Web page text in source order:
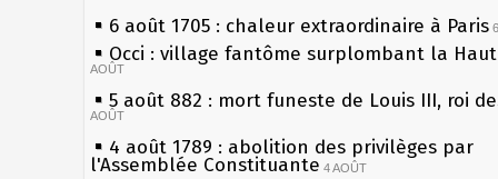
6 août 1705 : chaleur extraordinaire à Paris
Occi : village fantôme surplombant la
AOÛT
5 août 882 : mort funeste de Louis III, roi
AOÛT
4 août 1789 : abolition des privilèges par
l'Assemblée Constituante 4 AOÛT